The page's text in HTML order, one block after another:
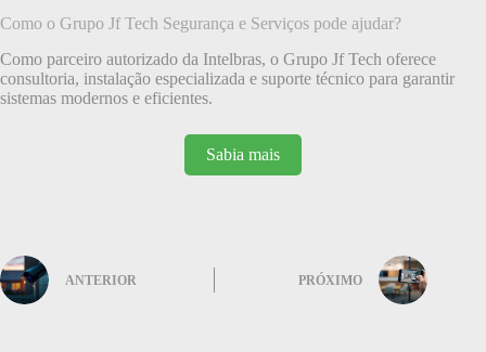
Como o Grupo Jf Tech Segurança e Serviços pode ajudar?
Como parceiro autorizado da Intelbras, o Grupo Jf Tech oferece
consultoria, instalação especializada e suporte técnico para garantir
sistemas modernos e eficientes.
Sabia mais
ANTERIOR PRÓXIMO